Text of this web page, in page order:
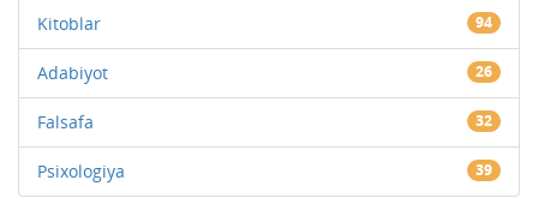
Kitoblar 94
Adabiyot 26
Falsafa 32
Psixologiya 39